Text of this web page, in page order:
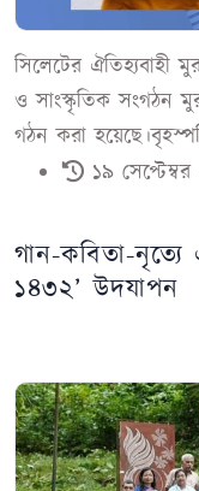
সিলেটের ঐতিহ্যবাহী
ও সাংস্কৃতিক সংগঠন
গঠন করা
১৯
গান-কবিতা-
১৪৩২’ উদযাপন